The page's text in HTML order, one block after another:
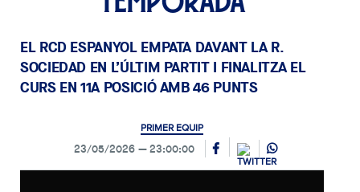
EL RCD ESPANYOL EMPATA DAVANT LA R.
SOCIEDAD EN L’ÚLTIM PARTIT I FINALITZA EL
CURS EN 11A POSICIÓ AMB 46 PUNTS
PRIMER EQUIP
23/05/2026 23:00:00